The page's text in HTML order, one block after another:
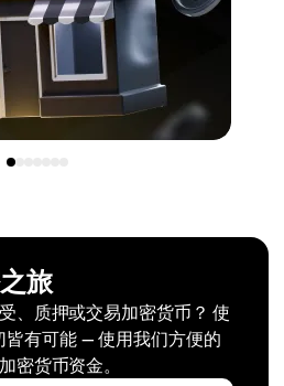
旅
、质押或交易加密货币？ 使
有可能 — 使用我们方便的
密货币资金。